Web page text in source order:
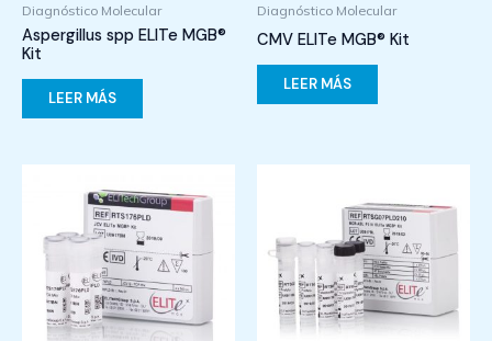
Diagnóstico Molecular
Aspergillus spp ELITe MGB®
Kit
LEER MÁS
Diagnóstico Molecular
CMV ELITe MGB® Kit
LEER MÁS